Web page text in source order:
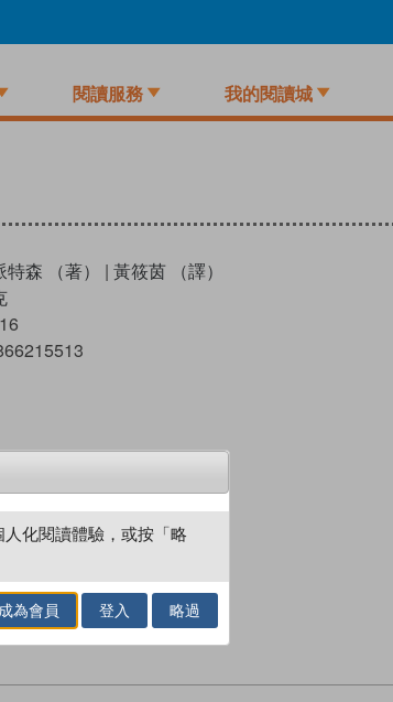
閱讀服務 我的閱讀城
森 （著） | 黃筱茵 （譯）
化閱讀體驗，或按「略
成為會員 登入 略過